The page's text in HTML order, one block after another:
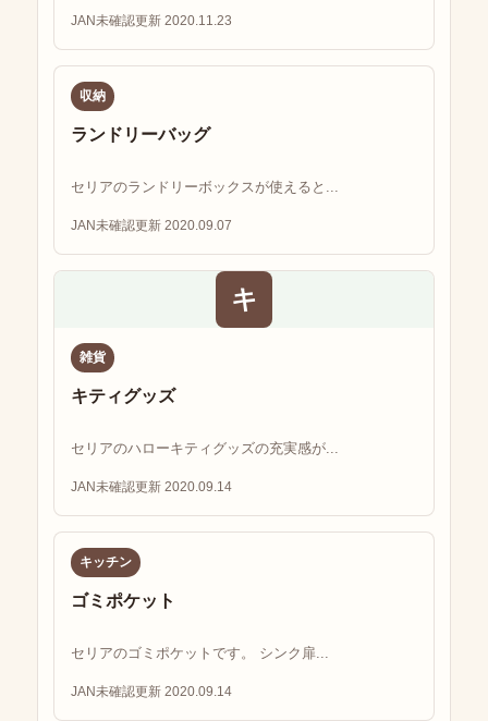
JAN未確認更新 2020.11.23
収納
ランドリーバッグ
セリアのランドリーボックスが使えると...
JAN未確認更新 2020.09.07
キ
雑貨
キティグッズ
セリアのハローキティグッズの充実感が...
JAN未確認更新 2020.09.14
キッチン
ゴミポケット
セリアのゴミポケットです。 シンク扉...
JAN未確認更新 2020.09.14